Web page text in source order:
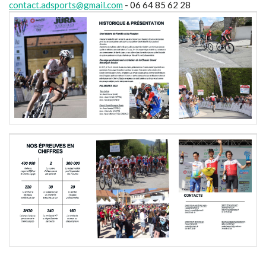
contact.adsports@gmail.com - 06 64 85 62 28